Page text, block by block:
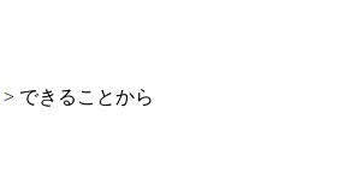
> できることから